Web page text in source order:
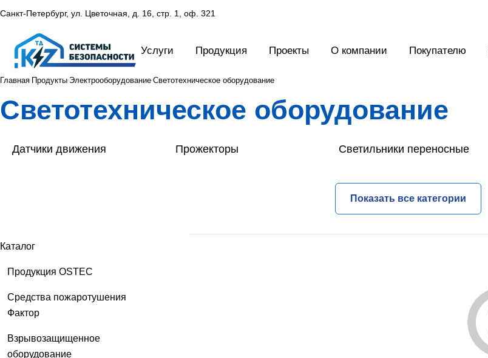
Санкт-Петербург, ул. Цветочная, д. 16, стр. 1, оф. 321
Услуги Продукция Проекты О компании Покупателю
Главная Продукты Электрооборудование Светотехническое оборудование
Светотехническое оборудование
Датчики движения Прожекторы Светильники переносные
Показать все категории
Каталог
Продукция OSTEC
Средства пожаротушения
Фактор
Взрывозащищенное
оборудование